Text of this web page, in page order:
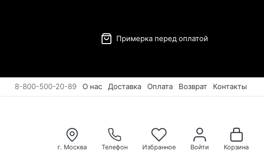
Примерка перед оплатой
8-800-500-20-89 О нас Доставка Оплата Возврат Контакты
г. Москва Телефон Избранное Войти Корзина